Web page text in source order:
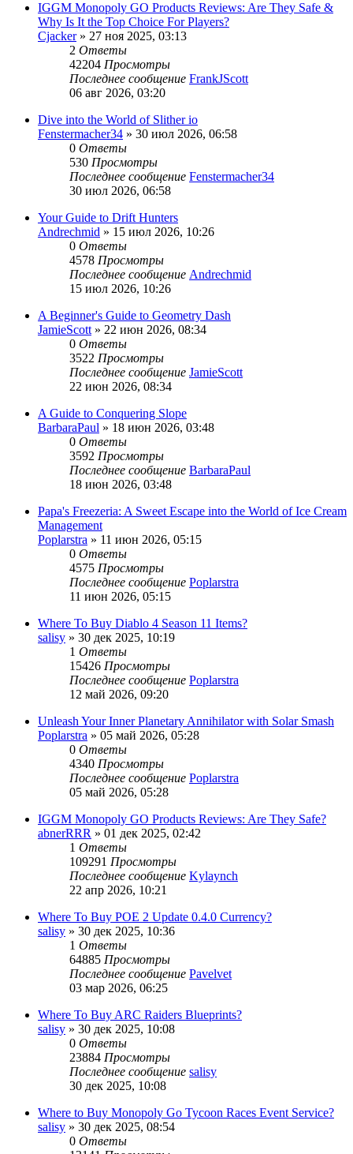
IGGM Monopoly GO Products Reviews: Are They Safe &
Why Is It the Top Choice For Players?
Cjacker» 27 ноя 2025, 03:13
2 Ответы
42204 Просмотры
Последнее сообщение FrankJScott
06 авг 2026, 03:20
Dive into the World of Slither io
Fenstermacher34 » 30 июл 2026, 06:58
0 Ответы
530 Просмотры
Последнее сообщение Fenstermacher34
30 июл 2026, 06:58
Your Guide to Drift Hunters
Andrechmid » 15 июл 2026, 10:26
0 Ответы
4578 Просмотры
Последнее сообщение Andrechmid
15 июл 2026, 10:26
A Beginner's Guide to Geometry Dash
JamieScott » 22 июн 2026, 08:34
0 Ответы
3522 Просмотры
Последнее сообщение JamieScott
22 июн 2026, 08:34
A Guide to Conquering Slope
BarbaraPaul » 18 июн 2026, 03:48
0 Ответы
3592 Просмотры
Последнее сообщение BarbaraPaul
18 июн 2026, 03:48
Papa's Freezeria: A Sweet Escape into the World of Ice Cream
Management
Poplarstra » 11 июн 2026, 05:15
0 Ответы
4575 Просмотры
Последнее сообщение Poplarstra
11 июн 2026, 05:15
Where To Buy Diablo 4 Season 11 Items?
salisy » 30 дек 2025, 10:19
1 Ответы
15426 Просмотры
Последнее сообщение Poplarstra
12 май 2026, 09:20
Unleash Your Inner Planetary Annihilator with Solar Smash
Poplarstra » 05 май 2026, 05:28
0 Ответы
4340 Просмотры
Последнее сообщение Poplarstra
05 май 2026, 05:28
IGGM Monopoly GO Products Reviews: Are They Safe?
abnerRRR » 01 дек 2025, 02:42
1 Ответы
109291 Просмотры
Последнее сообщение Kylaynch
22 апр 2026, 10:21
Where To Buy POE 2 Update 0.4.0 Currency?
salisy » 30 дек 2025, 10:36
1 Ответы
64885 Просмотры
Последнее сообщение Pavelvet
03 мар 2026, 06:25
Where To Buy ARC Raiders Blueprints?
salisy » 30 дек 2025, 10:08
0 Ответы
23884 Просмотры
Последнее сообщение salisy
30 дек 2025, 10:08
Where to Buy Monopoly Go Tycoon Races Event Service?
salisy » 30 дек 2025, 08:54
0 Ответы